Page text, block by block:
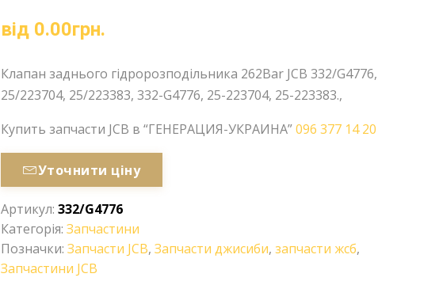
від 0.00грн.
Клапан заднього гідророзподільника 262Bar JCB 332/G4776,
25/223704, 25/223383, 332-G4776, 25-223704, 25-223383.,
Купить запчасти JCB в “ГЕНЕРАЦИЯ-УКРАИНА”096 377 14 20
Уточнити ціну
Артикул:332/G4776
Категорія:Запчастини
Позначки:Запчасти JCB,Запчасти джисиби,запчасти жсб,
Запчастини JCB